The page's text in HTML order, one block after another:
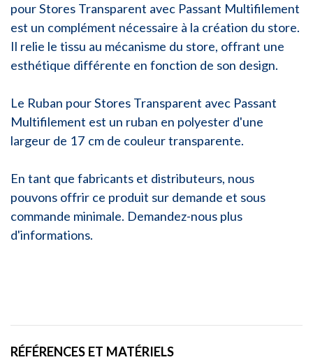
pour Stores Transparent avec Passant Multifilement
est un complément nécessaire à la création du store.
Il relie le tissu au mécanisme du store, offrant une
esthétique différente en fonction de son design.
Le Ruban pour Stores Transparent avec Passant
Multifilement est un ruban en polyester d'une
largeur de 17 cm de couleur transparente.
En tant que fabricants et distributeurs, nous
pouvons offrir ce produit sur demande et sous
commande minimale. Demandez-nous plus
d'informations.
RÉFÉRENCES ET MATÉRIELS